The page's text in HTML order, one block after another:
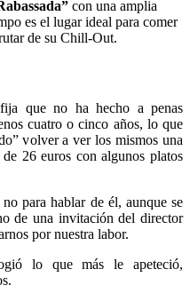
con una amplia
es el lugar ideal para comer
de su Chill-Out.
que no ha hecho a penas
cuatro o cinco años, lo que
volver a ver los mismos una
26 euros con algunos platos
para hablar de él, aunque se
de una invitación del director
por nuestra labor.
lo que más le apeteció,